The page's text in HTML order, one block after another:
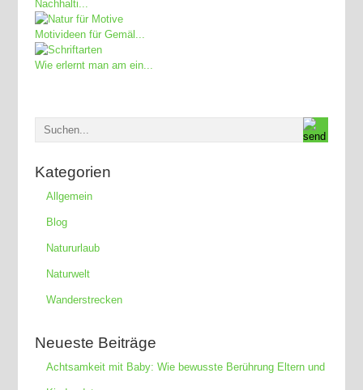
Nachhalti...
Motivideen für Gemäl...
Wie erlernt man am ein...
Kategorien
Allgemein
Blog
Natururlaub
Naturwelt
Wanderstrecken
Neueste Beiträge
Achtsamkeit mit Baby: Wie bewusste Berührung Eltern und